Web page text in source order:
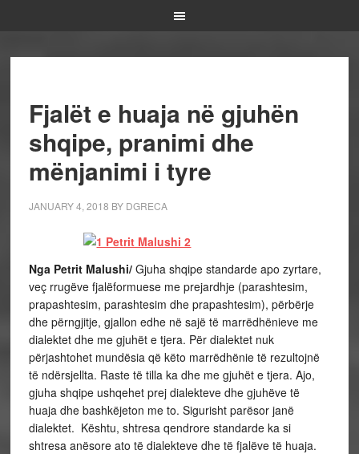
Fjalët e huaja në gjuhën
shqipe, pranimi dhe
mënjanimi i tyre
JANUARY 4, 2018 BY DGRECA
Nga Petrit Malushi/ Gjuha shqipe standarde apo zyrtare,
veç rrugëve fjalëformuese me prejardhje (parashtesim,
prapashtesim, parashtesim dhe prapashtesim), përbërje
dhe përngjitje, gjallon edhe në sajë të marrëdhënieve me
dialektet dhe me gjuhët e tjera. Për dialektet nuk
përjashtohet mundësia që këto marrëdhënie të rezultojnë
të ndërsjellta. Raste të tilla ka dhe me gjuhët e tjera. Ajo,
gjuha shqipe ushqehet prej dialekteve dhe gjuhëve të
huaja dhe bashkëjeton me to. Sigurisht parësor janë
dialektet. Kështu, shtresa qendrore standarde ka si
shtresa anësore ato të dialekteve dhe të fjalëve të huaja.